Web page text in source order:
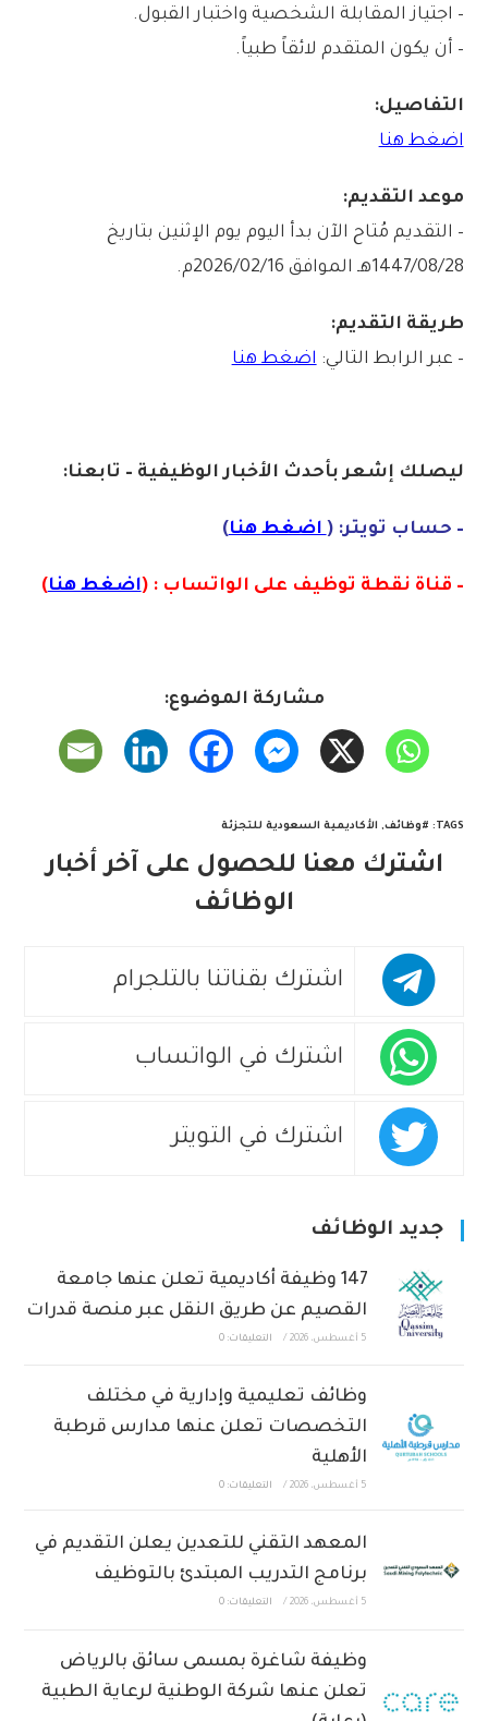
– اجتياز المقابلة الشخصية واختبار القبول.
– أن يكون المتقدم لائقاً طبياً.
التفاصيل:
اضغط هنا
موعد التقديم:
– التقديم مُتاح الآن بدأ اليوم يوم الإثنين بتاريخ
1447/08/28هـ الموافق 2026/02/16م.
طريقة التقديم:
– عبر الرابط التالي: اضغط هنا
ليصلك إشعربأحدث الأخبار الوظيفية – تابعنا:
– حساب تويتر: ( اضغط هنا)
– قناة نقطة توظيف على الواتساب : (اضغط هنا)
مشاركة الموضوع:
TAGS
: #وظائف, الأكاديمية السعودية للتجزئة
اشترك معنا للحصول على آخر أخبار
الوظائف
اشترك بقناتنا بالتلجرام
اشترك في الواتساب
اشترك في التويتر
جديد الوظائف
147 وظيفة أكاديمية تعلن عنها جامعة
القصيم عن طريق النقل عبر منصة قدرات
5 أغسطس، 2026 / التعليقات: 0
وظائف تعليمية وإدارية في مختلف
التخصصات تعلن عنها مدارس قرطبة
الأهلية
5 أغسطس، 2026 / التعليقات: 0
المعهد التقني للتعدين يعلن التقديم في
برنامج التدريب المبتدئ بالتوظيف
5 أغسطس، 2026 / التعليقات: 0
وظيفة شاغرة بمسمى سائق بالرياض
تعلن عنها شركة الوطنية لرعاية الطبية